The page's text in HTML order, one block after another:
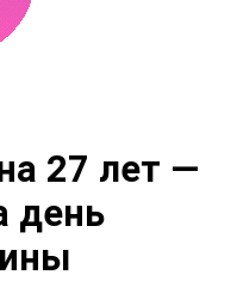
27 лет —
день